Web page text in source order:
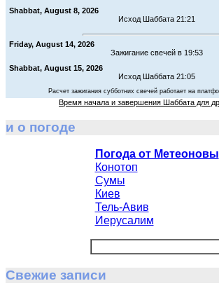
Shabbat, August 8, 2026
Исход Шаббата 21:21
Friday, August 14, 2026
Зажигание свечей в 19:53
Shabbat, August 15, 2026
Исход Шаббата 21:05
Расчет зажигания субботних свечей работает на
Время начала и завершения Шаббата для
и о погоде
Погода от Метеоновы
Конотоп
Сумы
Киев
Тель-Авив
Иерусалим
Свежие записи